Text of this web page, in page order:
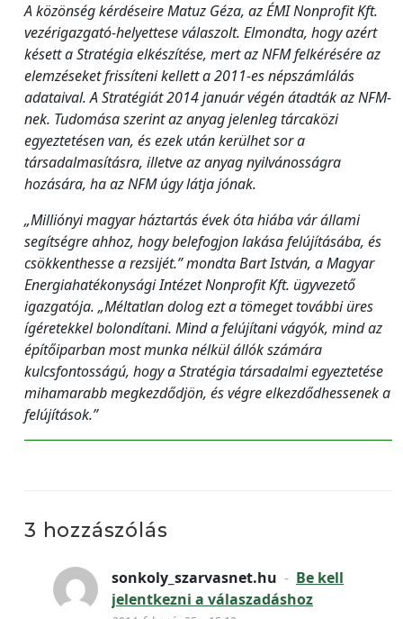
A közönség kérdéseire Matuz Géza, az ÉMI Nonprofit Kft.
vezérigazgató-helyettese válaszolt. Elmondta, hogy azért
késett a Stratégia elkészítése, mert az NFM felkérésére az
elemzéseket frissíteni kellett a 2011-es népszámlálás
adataival. A Stratégiát 2014 január végén átadták az NFM-
nek. Tudomása szerint az anyag jelenleg tárcaközi
egyeztetésen van, és ezek után kerülhet sor a
társadalmasításra, illetve az anyag nyilvánosságra
hozására, ha az NFM úgy látja jónak.
„Milliónyi magyar háztartás évek óta hiába vár állami
segítségre ahhoz, hogy belefogjon lakása felújításába, és
csökkenthesse a rezsijét.” mondta Bart István, a Magyar
Energiahatékonysági Intézet Nonprofit Kft. ügyvezető
igazgatója. „Méltatlan dolog ezt a tömeget további üres
ígéretekkel bolondítani. Mind a felújítani vágyók, mind az
építőiparban most munka nélkül állók számára
kulcsfontosságú, hogy a Stratégia társadalmi egyeztetése
mihamarabb megkezdődjön, és végre elkezdődhessenek a
felújítások.”
3 hozzászólás
sonkoly_szarvasnet.hu - Be kell
jelentkezni a válaszadáshoz